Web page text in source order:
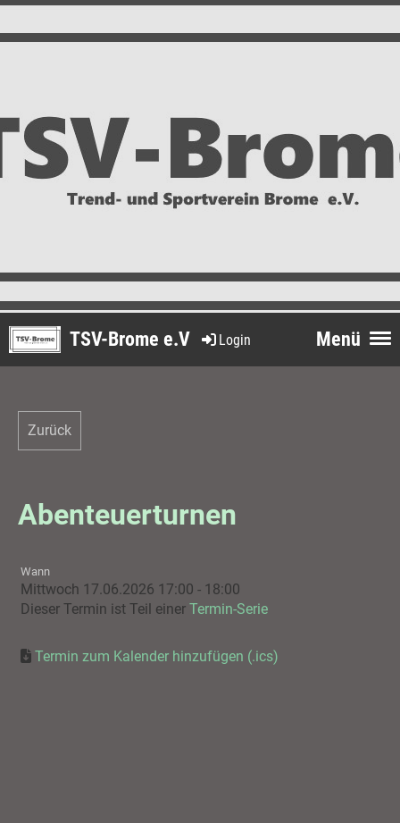
Menü
Login
TSV-Brome e.V
Zurück
Abenteuerturnen
Wann
Mittwoch 17.06.2026 17:00 - 18:00
Dieser Termin ist Teil einer Termin-Serie
Termin zum Kalender hinzufügen (.ics)